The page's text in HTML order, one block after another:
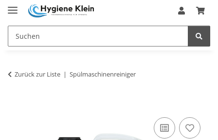
Zurück zur Liste Spülmaschinenreiniger